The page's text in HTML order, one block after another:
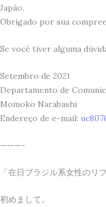
Japão.
Obrigado por sua
Se você tiver alguma
Setembro de 2021
Departamento de
Momoko Narabashi
Endereço de e-mail:
———-
「在日ブラジル系女性の
初めまして。